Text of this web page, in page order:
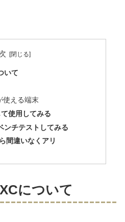
いて
使える端末
使用してみる
ンチテストしてみる
間違いなくアリ
について